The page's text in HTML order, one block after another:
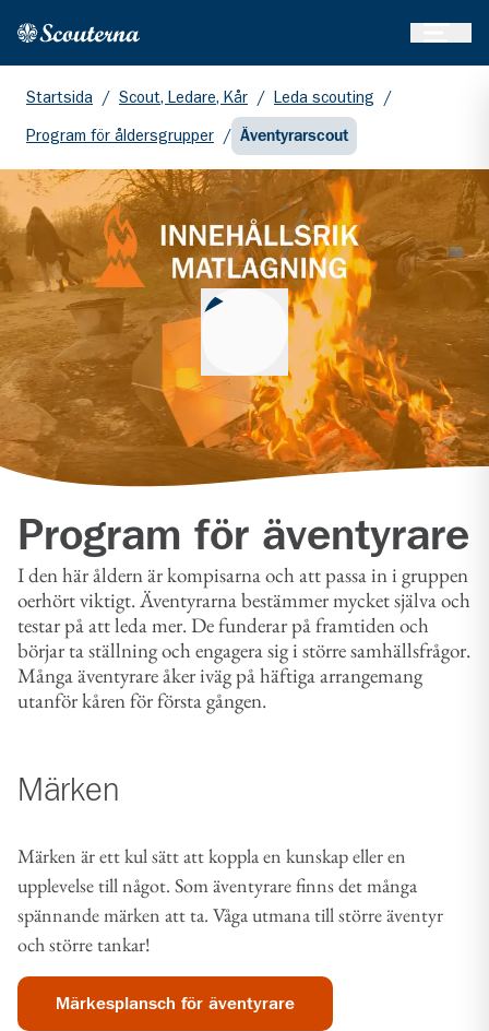
Hem
Startsida / Scout, Ledare, Kår / Leda scouting /
Program för åldersgrupper / Äventyrarscout
Spela upp
Program för äventyrare
I den här åldern är kompisarna och att passa in i gruppen
oerhört viktigt. Äventyrarna bestämmer mycket själva och
testar på att leda mer. De funderar på framtiden och
börjar ta ställning och engagera sig i större samhällsfrågor.
Många äventyrare åker iväg på häftiga arrangemang
utanför kåren för första gången.
Märken
Märken är ett kul sätt att koppla en kunskap eller en
upplevelse till något. Som äventyrare finns det många
spännande märken att ta. Våga utmana till större äventyr
och större tankar!
Märkesplansch för äventyrare